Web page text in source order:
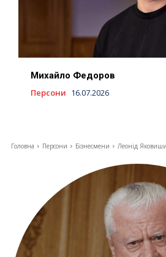
Михайло Федоров
Персони 16.07.2026